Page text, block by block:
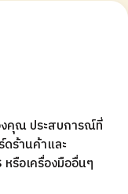
คุณ ประสบการณ์ที่
ร้านค้าและ
หรือเครื่องมืออื่นๆ